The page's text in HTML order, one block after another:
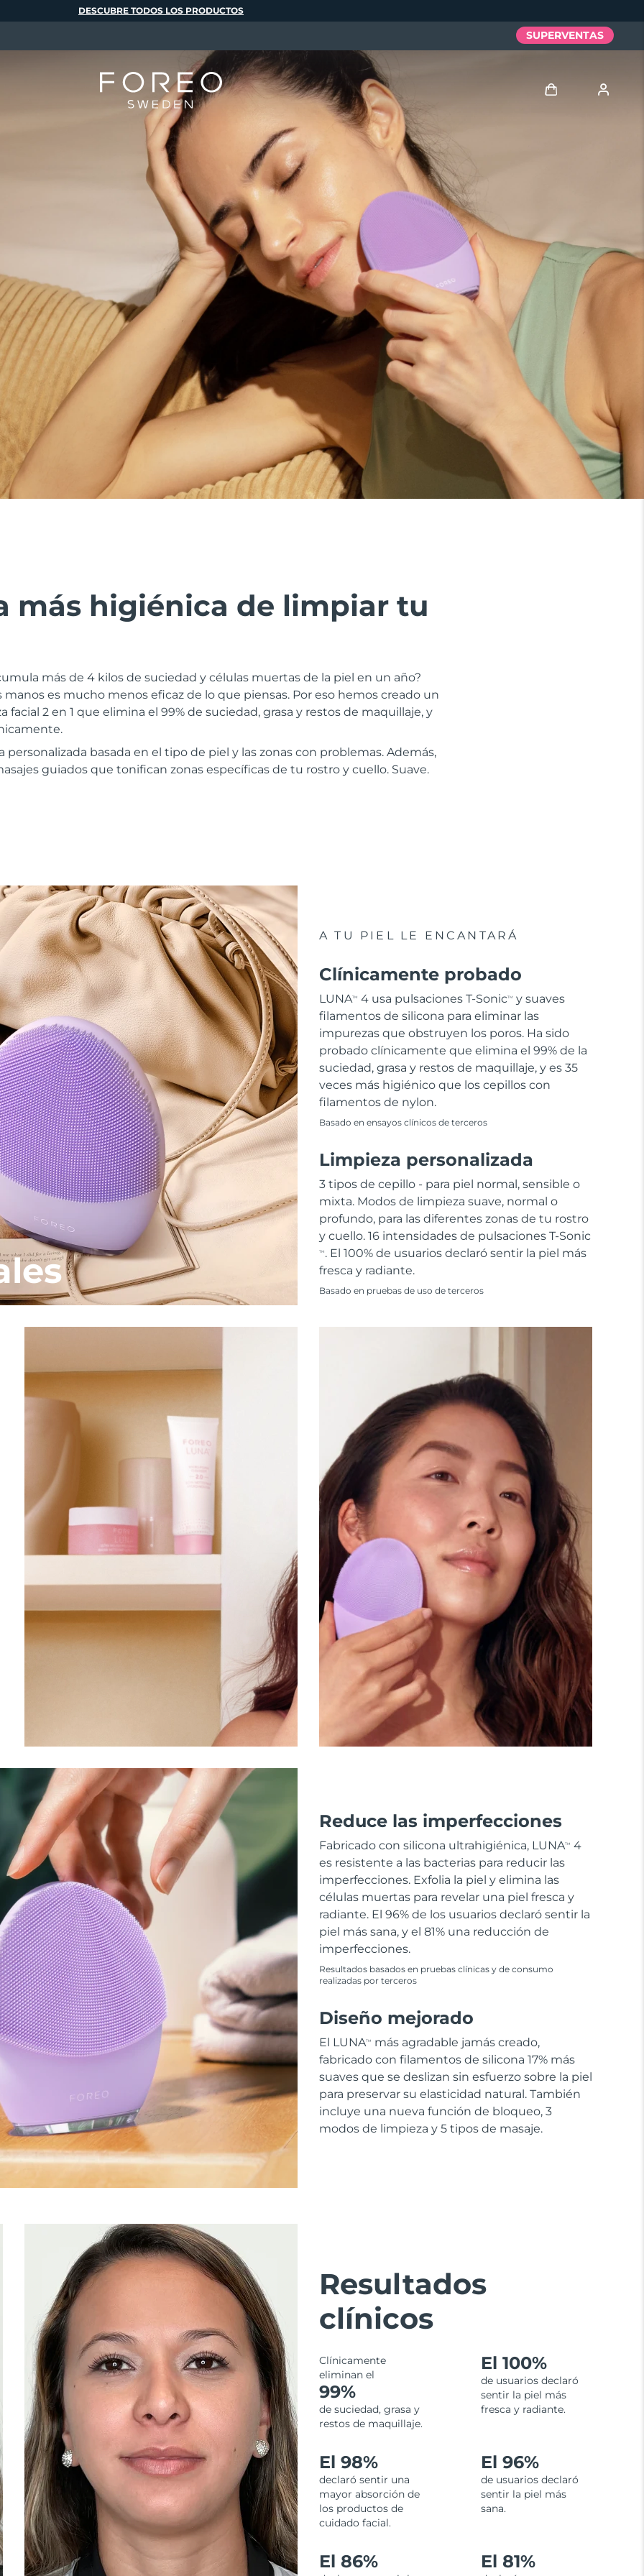
más higiénica de limpiar tu
más de 4 kilos de suciedad y células muertas de la piel en un año?
es mucho menos eficaz de lo que piensas. Por eso hemos creado un
facial 2 en 1 que elimina el 99% de suciedad, grasa y restos de maquillaje, y
personalizada basada en el tipo de piel y las zonas con problemas. Además,
guiados que tonifican zonas específicas de tu rostro y cuello. Suave.
A TU PIEL LE ENCANTARÁ
Clínicamente probado
LUNATM 4 usa pulsaciones T-SonicTM
y suaves
filamentos de silicona para eliminar las
impurezas que obstruyen los poros. Ha sido
probado clínicamente que elimina el 99% de la
suciedad, grasa y restos de maquillaje, y es 35
veces más higiénico que los cepillos con
filamentos de nylon.
Basado en ensayos clínicos de terceros
Limpieza personalizada
3 tipos de cepillo - para piel normal, sensible o
mixta. Modos de limpieza suave, normal o
profundo, para las diferentes zonas de tu rostro
y cuello. 16 intensidades de pulsaciones T-Sonic
TM . El 100% de usuarios declaró sentir la piel más
fresca y radiante.
Basado en pruebas de uso de terceros
Reduce las imperfecciones
Fabricado con silicona ultrahigiénica, LUNATM
4
es resistente a las bacterias para reducir las
imperfecciones. Exfolia la piel y elimina las
células muertas para revelar una piel fresca y
radiante. El 96% de los usuarios declaró sentir la
piel más sana, y el 81% una reducción de
imperfecciones.
Resultados basados en pruebas clínicas y de consumo
realizadas por terceros
Diseño mejorado
El LUNATM
más agradable jamás creado,
fabricado con filamentos de silicona 17% más
suaves que se deslizan sin esfuerzo sobre la piel
para preservar su elasticidad natural. También
incluye una nueva función de bloqueo, 3
modos de limpieza y 5 tipos de masaje.
Resultados
clínicos
Clínicamente
eliminan el
99%
de suciedad, grasa y
restos de maquillaje.
El 100%
de usuarios declaró
sentir la piel más
fresca y radiante.
El 98%
declaró sentir una
mayor absorción de
los productos de
cuidado facial.
El 96%
de usuarios declaró
sentir la piel más
sana.
El 86% El 81%
DESCUBRE TODOS LOS PRODUCTOS
SUPERVENTAS
Mis pedidos
Mis direcciones
Mis suscripciones